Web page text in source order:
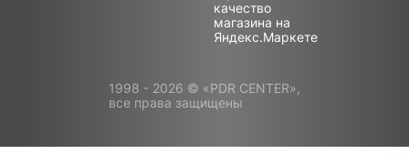
1998 - 2026 © «PDR CENTER»,
все права защищены